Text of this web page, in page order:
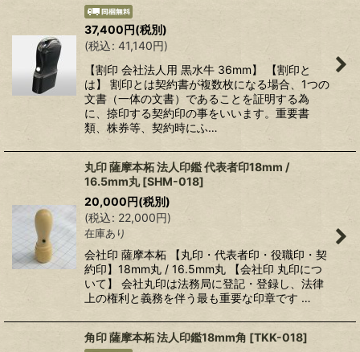
37,400円(税別)
(税込: 41,140円)
【割印 会社法人用 黒水牛 36mm】 【割印と
は】 割印とは契約書が複数枚になる場合、1つの
文書（一体の文書）であることを証明する為
に、捺印する契約印の事をいいます。重要書
類、株券等、契約時にふ…
丸印 薩摩本柘 法人印鑑 代表者印18mm /
16.5mm丸 [SHM-018]
20,000円(税別)
(税込: 22,000円)
在庫あり
会社印 薩摩本柘 【丸印・代表者印・役職印・契
約印】18mm丸 / 16.5mm丸 【会社印 丸印につ
いて】 会社丸印は法務局に登記・登録し、法律
上の権利と義務を伴う最も重要な印章です …
角印 薩摩本柘 法人印鑑18mm角 [TKK-018]